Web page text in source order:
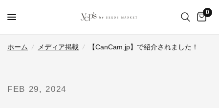
0
ホーム / メディア掲載 / 【CanCam.jp】で紹介されました！
FEB 29, 2024